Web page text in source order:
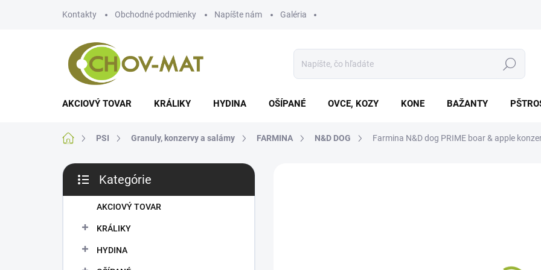
Kontakty Obchodné podmienky Napíšte nám Galéria
Hľadať
AKCIOVÝ TOVAR KRÁLIKY HYDINA OŠÍPANÉ OVCE, KOZY KONE BAŽANTY
DomovPSI Granuly, konzervy a salámy FARMINA N&D DOG Farmina N&D dog PRIME boar & apple
B
č
kategórie
Kategórie
AKCIOVÝ TOVAR
KRÁLIKY
HYDINA